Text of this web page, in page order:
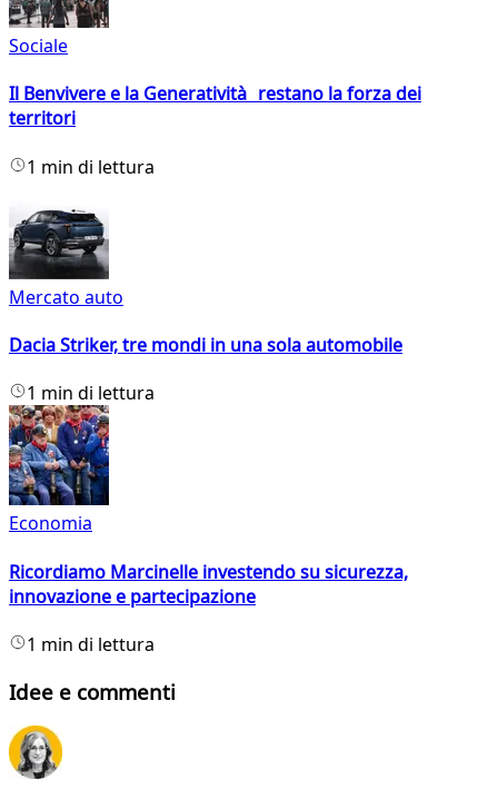
Sociale
Il Benvivere e la Generatività restano la forza dei
territori
1 min di lettura
Mercato auto
Dacia Striker, tre mondi in una sola automobile
1 min di lettura
Economia
Ricordiamo Marcinelle investendo su sicurezza,
innovazione e partecipazione
1 min di lettura
Idee e commenti